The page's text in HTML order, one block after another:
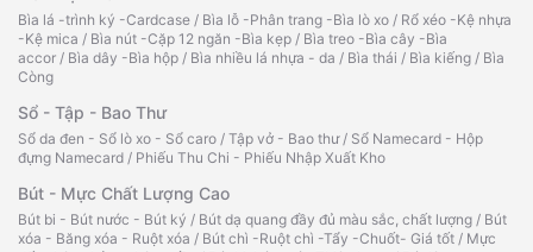
Bìa lá -trình ký -Cardcase / Bìa lỗ -Phân trang -Bìa lò xo / Rổ xéo -Kệ nhựa
-Kệ mica / Bìa nút -Cặp 12 ngăn -Bìa kẹp / Bìa treo -Bìa cây -Bìa
accor / Bìa dây -Bìa hộp / Bìa nhiều lá nhựa - da / Bìa thái / Bìa kiếng / Bìa
Còng
Sổ - Tập - Bao Thư
Sổ da đen - Sổ lò xo - Sổ caro / Tập vở - Bao thư/ Sổ Namecard - Hộp
đựng Namecard / Phiếu Thu Chi - Phiếu Nhập Xuất Kho
Bút - Mực Chất Lượng Cao
Bút bi - Bút nước - Bút ký / Bút dạ quang đầy đủ màu sắc, chất lượng / Bút
xóa - Băng xóa - Ruột xóa / Bút chì -Ruột chì -Tẩy -Chuốt- Giá tốt / Mực